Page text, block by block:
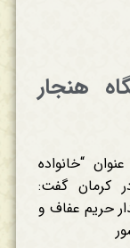
هنجار
“خانواده
کرمان گفت:
حریم عفاف و